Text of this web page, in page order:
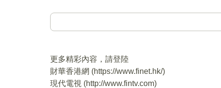
更多精彩內容，請登陸
財華香港網 (https://www.finet.hk/)
現代電視 (http://www.fintv.com)